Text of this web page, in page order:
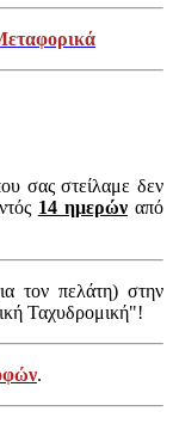
σας στείλαμε δεν
14 ημερώναπό
τον πελάτη) στην
Ταχυδρομική"!
.